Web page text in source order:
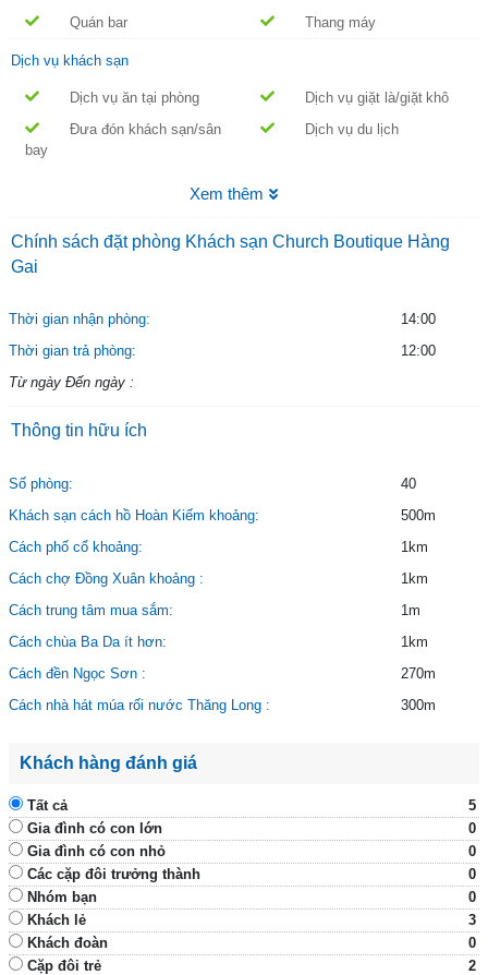
bảo đảm kì nghỉ dễ chịu cho du khách. Sự chọn lọc khắt khe những thiết
bị hàng đầu như dịch vụ giặt là/giặt khô, phòng gia đình, người vận
chuyển hành lý, dịch vụ Internet, đưa đón khách sạn/sân bay để khách có
Quán bar Thang máy
Dịch vụ khách sạn
Dịch vụ ăn tại phòng
Dịch vụ giặt là/giặt khô
Đưa đón khách sạn/sân
bay
Dịch vụ du lịch
Xem thêm
Chính sách đặt phòng Khách sạn Church Boutique Hàng
Gai
Thời gian nhận phòng:
14:00
Thời gian trả phòng:
12:00
Từ ngày Đến ngày :
Thông tin hữu ích
Số phòng:
40
Khách sạn cách hồ Hoàn Kiếm khoảng:
500m
Cách phố cổ khoảng:
1km
Cách chợ Đồng Xuân khoảng :
1km
Cách trung tâm mua sắm:
1m
Cách chùa Ba Da ít hơn:
1km
Cách đền Ngọc Sơn :
270m
Cách nhà hát múa rối nước Thăng Long :
300m
Khách hàng đánh giá
Tất cả
5
Gia đình có con lớn
0
Gia đình có con nhỏ
0
Các cặp đôi trưởng thành
0
Nhóm bạn
0
Khách lẻ
3
Khách đoàn
0
Cặp đôi trẻ
2